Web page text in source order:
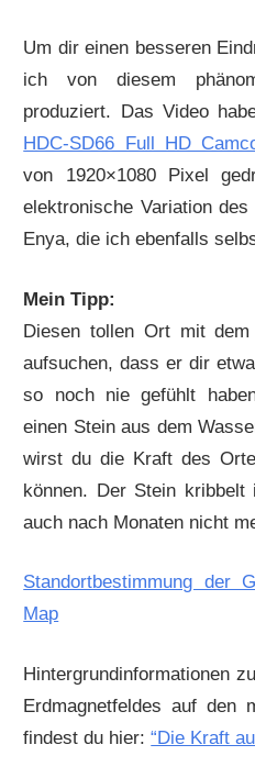
Um dir einen besseren
ich von diesem
produziert. Das Video
HDC-SD66 Full HD
von 1920×1080 Pixel
elektronische Variation
Enya, die ich ebenfalls
Mein Tipp:
Diesen tollen Ort mit dem
aufsuchen, dass er dir
so noch nie gefühlt
einen Stein aus dem
wirst du die Kraft des
können. Der Stein
auch nach Monaten nicht
Standortbestimmung der
Map
Hintergrundinformationen
Erdmagnetfeldes auf den
findest du hier:“Die Kraft